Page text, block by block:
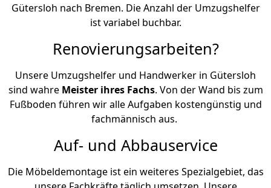
Gütersloh nach Bremen. Die Anzahl der Umzugshelfer
ist variabel buchbar.
Renovierungsarbeiten?
Unsere Umzugshelfer und Handwerker in Gütersloh
sind wahre Meister ihres Fachs. Von der Wand bis zum
Fußboden führen wir alle Aufgaben kostengünstig und
fachmännisch aus.
Auf- und Abbauservice
Die Möbeldemontage ist ein weiteres Spezialgebiet, das